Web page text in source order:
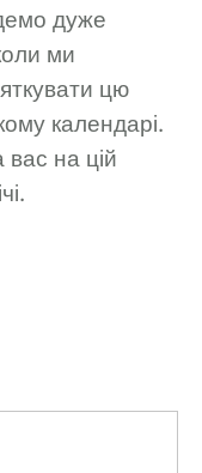
дуже
ми
цю
календарі.
на цій